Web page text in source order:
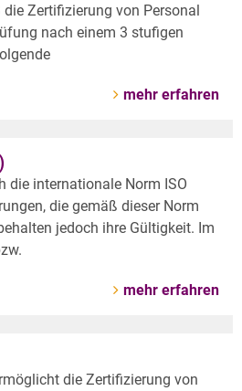
Zertifizierung von Personal
nach einem 3 stufigen
mehr erfahren
die internationale Norm ISO
die gemäß dieser Norm
jedoch ihre Gültigkeit. Im
mehr erfahren
die Zertifizierung von